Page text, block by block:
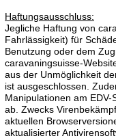
Haftungsausschluss:
Jegliche Haftung von
Fahrlässigkeit) für
Benutzung oder dem
caravaningsuisse-
aus der Unmöglichkeit
ist ausgeschlossen.
Manipulationen am
ab. Zwecks
aktuellen
aktualisierter